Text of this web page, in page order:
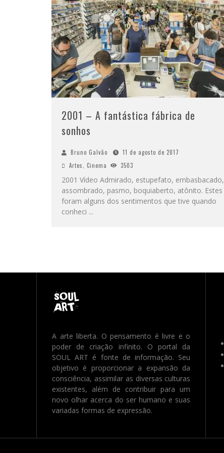
2001 – A fantástica fábrica de
sonhos
Bruno Galvão
11 de agosto de 2017
Artes
Cinema 3503
2001 Vídeo Admirado, estupefato, embasbacado,
assombrado, pasmo, boquiaberto, atônito. Estes
foram alguns dos sentimentos que tive quando
conheci ...
A arte liberta. O pensamento é livre e o
poder de criação infinito. O portal da
SOUL ART é fonte de informação. Seu
objetivo é proporcionar a expansão da
consciência, assimilar as diversas culturas
existentes, além de contribuir para um
novo olhar acerca do ser humano e suas
variadas formas de expressão.